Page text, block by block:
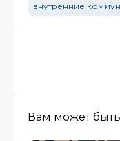
внутренние
Вам может